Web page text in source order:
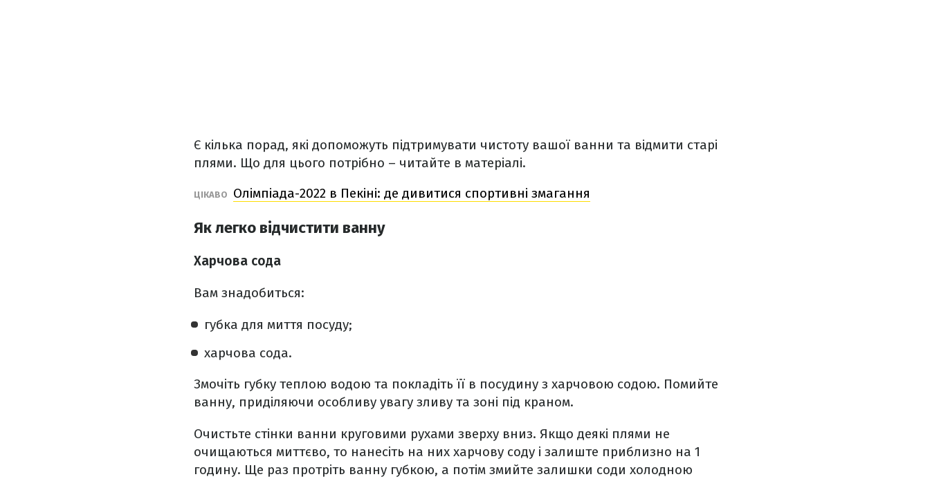
Є кілька порад, які допоможуть підтримувати чистоту вашої ванни та відмити старі
плями. Що для цього потрібно – читайте в матеріалі.
ЦІКАВО Олімпіада-2022 в Пекіні: де дивитися спортивні змагання
Як легко відчистити ванну
Харчова сода
Вам знадобиться:
губка для миття посуду;
харчова сода.
Змочіть губку теплою водою та покладіть її в посудину з харчовою содою. Помийте
ванну, приділяючи особливу увагу зливу та зоні під краном.
Очистьте стінки ванни круговими рухами зверху вниз. Якщо деякі плями не
очищаються миттєво, то нанесіть на них харчову соду і залиште приблизно на 1
годину. Ще раз протріть ванну губкою, а потім змийте залишки соди холодною